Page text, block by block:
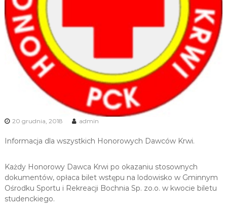
r
e
a
c
j
20 grudnia, 2018 admin
Informacja dla wszystkich Honorowych Dawców Krwi.
Każdy Honorowy Dawca Krwi po okazaniu stosownych
dokumentów, opłaca bilet wstępu na lodowisko w Gminnym
Ośrodku Sportu i Rekreacji Bochnia Sp. zo.o. w kwocie biletu
studenckiego.